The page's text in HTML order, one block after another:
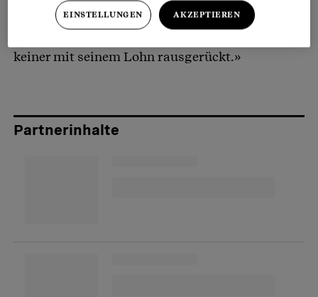
« Meine Freunde sind schön schockiert, wenn ich
keiner mit seinem Lohn rausgerückt.»
Partnerinhalte
EINSTELLUNGEN AKZEPTIEREN